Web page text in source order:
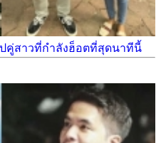
คู่สาวที่กำลังฮ็อตที่สุดนาทีนี้